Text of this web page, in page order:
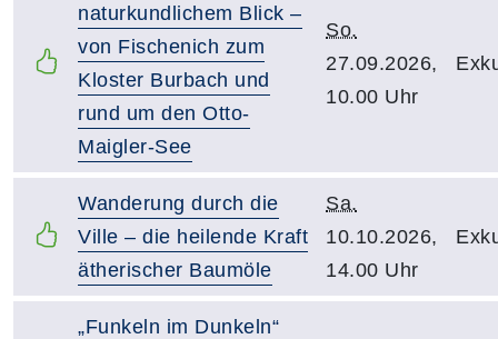
naturkundlichem Blick –
von Fischenich zum
Kloster Burbach und
rund um den Otto-
Maigler-See
So.
27.09.2026,
10.00 Uhr
Wanderung durch die
Ville – die heilende Kraft
ätherischer Baumöle
Sa.
10.10.2026,
14.00 Uhr
„Funkeln im Dunkeln“